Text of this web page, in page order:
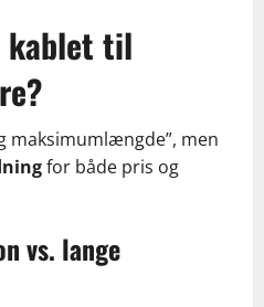
kablet til
maksimumlængde”, men
for både pris og
vs. lange